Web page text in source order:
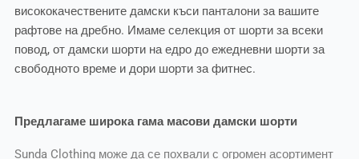
висококачествените дамски къси панталони за вашите
рафтове на дребно. Имаме селекция от шорти за всеки
повод, от дамски шорти на едро до ежедневни шорти за
свободното време и дори шорти за фитнес.
Предлагаме широка гама масови дамски шорти
Sunda Clothing може да се похвали с огромен асортимент